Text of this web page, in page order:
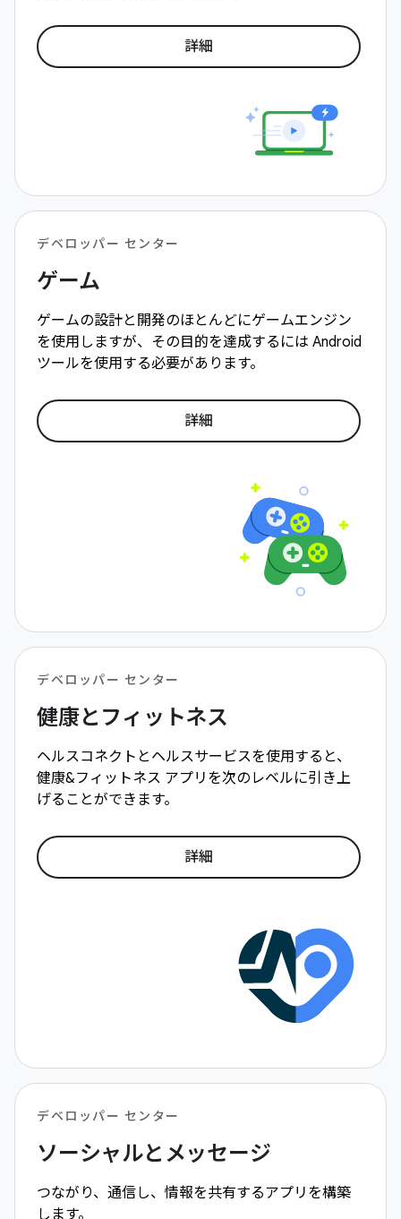
詳細
デベロッパー センター
ゲーム
ゲームの設計と開発のほとんどにゲームエンジン
を使用しますが、その目的を達成するには Android
ツールを使用する必要があります。
詳細
デベロッパー センター
健康とフィットネス
ヘルスコネクトとヘルスサービスを使用すると、
健康&フィットネス アプリを次のレベルに引き上
げることができます。
詳細
デベロッパー センター
ソーシャルとメッセージ
つながり、通信し、情報を共有するアプリを構築
します。